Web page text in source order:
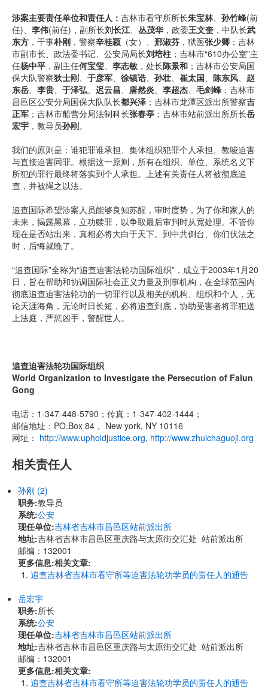
涉案主要责任单位和责任人： 吉林市看守所所长朱宝林、 孙竹峰(前
任)、 李伟(前任)，副所长刘长江、 丛茂华，政委王文奎 ，中队长武
东方 ，干事朴刚 ，警察辛桂颖 （女）、 邢淑芬 ，狱医张少卿 ；吉林
市副市长、政法委书记、公安局局长刘培柱 ；吉林市“610办公室”主
任杨中平 ，副主任何宝玺、 李志敏 ，处长陈景和 ；吉林市公安局国
保大队警察狄士刚、 于彦军、 徐镇诰、 孙壮、 崔太国、 陈东风、 赵
东岳、 李贵、 于泽弘、 迟云昌、 唐然炎、 李超杰、 毛剑峰 ；吉林市
昌邑区公安分局国保大队队长都兴泽 ；吉林市龙潭区派出所警察吉
正军 ；吉林市船营分局法制科长张春亭 ；吉林市站前派出所所长岳
宏宇 ，教导员孙刚。
我们的原则是：谁犯罪谁承担、集体组织犯罪个人承担、教唆迫害
与直接迫害同罪。根据这一原则，所有在组织、单位、系统名义下
所犯的罪行最终将落实到个人承担。上述有关责任人将被彻底追
查，并被绳之以法。
追查国际希望涉案人员能够良知苏醒，审时度势，为了你和家人的
未来，揭露黑幕，立功赎罪，以争取最后审判时从宽处理。不管你
现在是否站出来，真相必将大白于天下。到中共倒台、你们伏法之
时，后悔就晚了。
“追查国际”全称为“追查迫害法轮功国际组织”，成立于2003年1月20
日，旨在帮助和协调国际社会正义力量及刑事机构，在全球范围内
彻底追查迫害法轮功的一切罪行以及相关的机构、组织和个人，无
论天涯海角，无论时日长短，必将追查到底，协助受害者将罪犯送
上法庭，严惩凶手，警醒世人。
追查迫害法轮功国际组织
World Organization to Investigate the Persecution of Falun
Gong
电话：1-347-448-5790；传真：1-347-402-1444；
邮信地址：PO.Box 84， New york, NY 10116
网址： http://www.upholdjustice.org, http://www.zhuichaguoji.org
相关责任人
孙刚 (2)
职务:教导员
系统:公安
现任单位:吉林省吉林市昌邑区站前派出所
地址:吉林省吉林市昌邑区重庆路与太原街交汇处 站前派出所
邮编：132001
更多信息:相关文章:
追查吉林省吉林市看守所等迫害法轮功学员的责任人的通告
岳宏宇
职务:所长
系统:公安
现任单位:吉林省吉林市昌邑区站前派出所
地址:吉林省吉林市昌邑区重庆路与太原街交汇处 站前派出所
邮编：132001
更多信息:相关文章:
追查吉林省吉林市看守所等迫害法轮功学员的责任人的通告